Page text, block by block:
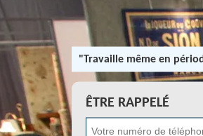
"Travaille même en
ÊTRE RAPPELÉ